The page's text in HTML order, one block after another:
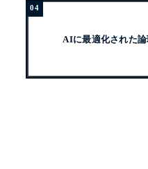
AIに最適化された